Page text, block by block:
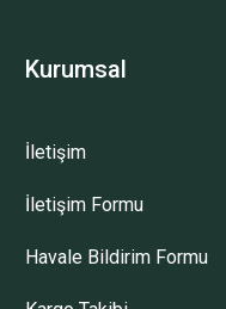
Gönder
Kurumsal
İletişim
İletişim Formu
Havale Bildirim Formu